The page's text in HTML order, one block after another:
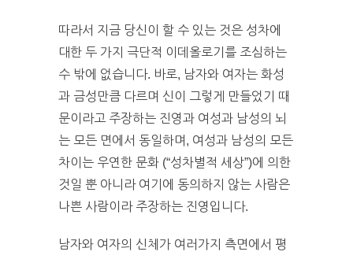
따라서 지금 당신이 할 수 있는 것은 성차에
대한 두 가지 극단적 이데올로기를 조심하는
수 밖에 없습니다. 바로, 남자와 여자는 화성
과 금성만큼 다르며 신이 그렇게 만들었기 때
문이라고 주장하는 진영과 여성과 남성의 뇌
는 모든 면에서 동일하며, 여성과 남성의 모든
차이는 우연한 문화 (“성차별적 세상”)에 의한
것일 뿐 아니라 여기에 동의하지 않는 사람은
나쁜 사람이라 주장하는 진영입니다.
남자와 여자의 신체가 여러가지 측면에서 평